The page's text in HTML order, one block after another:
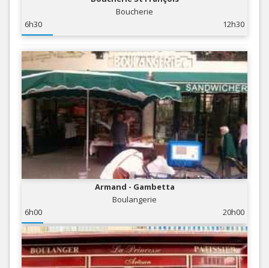
Boucherie
6h30
12h30
Armand - Gambetta
Boulangerie
6h00
20h00